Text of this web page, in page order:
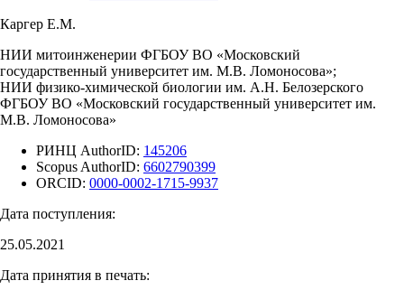
Каргер Е.М.
НИИ митоинженерии ФГБОУ ВО «Московский
государственный университет им. М.В. Ломоносова»;
НИИ физико-химической биологии им. А.Н. Белозерского
ФГБОУ ВО «Московский государственный университет им.
М.В. Ломоносова»
РИНЦ AuthorID: 145206
Scopus AuthorID: 6602790399
ORCID: 0000-0002-1715-9937
Дата поступления:
25.05.2021
Дата принятия в печать: